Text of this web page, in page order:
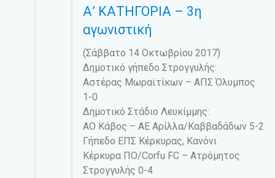
Α’ ΚΑΤΗΓΟΡΙΑ – 3η
αγωνιστική
(Σάββατο 14 Οκτωβρίου 2017)
Δημοτικό γήπεδο Στρογγυλής:
Αστέρας Μωραϊτίκων – ΑΠΣ Όλυμπος
1-0
Δημοτικό Στάδιο Λευκίμμης:
ΑΟ Κάβος – ΑΕ Αρίλλα/Καββαδάδων 5-2
Γήπεδο ΕΠΣ Κέρκυρας, Κανόνι
Κέρκυρα ΠΟ/Corfu FC – Ατρόμητος
Στρογγυλής 0-4